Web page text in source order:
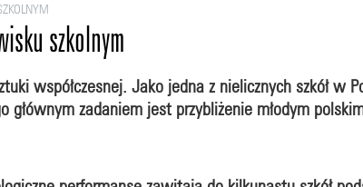
szkolnym
współczesnej. Jako jedna z nielicznych szkół w
zadaniem jest przybliżenie młodym